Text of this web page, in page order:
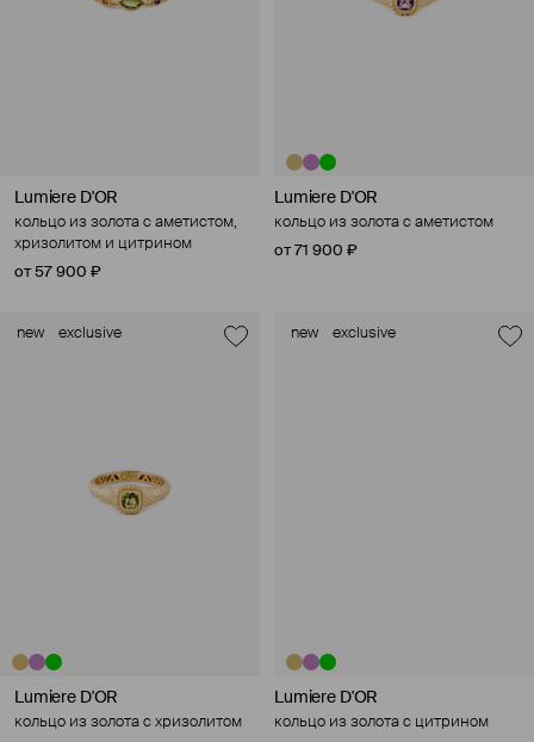
Lumiere D'OR
кольцо из золота с аметистом,
хризолитом и цитрином
от 57 900 ₽
Lumiere D'OR
кольцо из золота с аметистом
от 71 900 ₽
new exclusive
Lumiere D'OR
кольцо из золота с хризолитом
new exclusive
Lumiere D'OR
кольцо из золота с цитрином